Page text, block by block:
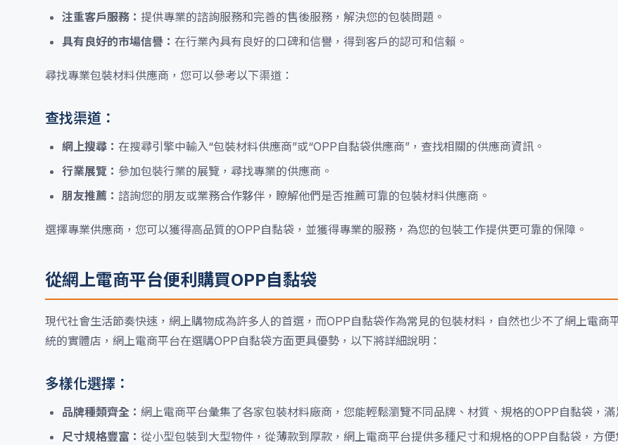
注重客戶服務： 提供專業的諮詢服務和完善的售後服務，解決您的包裝問題。
具有良好的市場信譽： 在行業內具有良好的口碑和信譽，得到客戶的認可和信賴。
尋找專業包裝材料供應商，您可以參考以下渠道：
查找渠道：
網上搜尋： 在搜尋引擎中輸入“包裝材料供應商”或“OPP自黏袋供應商”，查找相關的供應商資訊。
行業展覽： 參加包裝行業的展覽，尋找專業的供應商。
朋友推薦： 諮詢您的朋友或業務合作夥伴，瞭解他們是否推薦可靠的包裝材料供應商。
選擇專業供應商，您可以獲得高品質的OPP自黏袋，並獲得專業的服務，為您的包裝工作提供更可靠的保障。
從網上電商平台便利購買OPP自黏袋
現代社會生活節奏快速，網上購物成為許多人的首選，而OPP自黏袋作為常見的包裝材料，自然也少不了網上電商
統的實體店，網上電商平台在選購OPP自黏袋方面更具優勢，以下將詳細說明：
多樣化選擇：
品牌種類齊全： 網上電商平台彙集了各家包裝材料廠商，您能輕鬆瀏覽不同品牌、材質、規格的OPP自黏袋，滿
尺寸規格豐富： 從小型包裝到大型物件，從薄款到厚款，網上電商平台提供多種尺寸和規格的OPP自黏袋，方